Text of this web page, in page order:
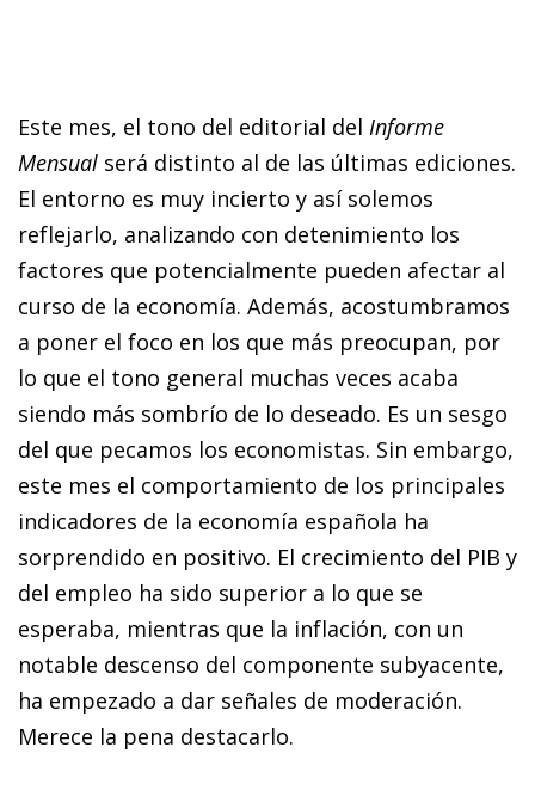
Este mes, el tono del editorial del Informe
Mensual será distinto al de las últimas ediciones.
El entorno es muy incierto y así solemos
reflejarlo, analizando con detenimiento los
factores que potencialmente pueden afectar al
curso de la economía. Además, acostumbramos
a poner el foco en los que más preocupan, por
lo que el tono general muchas veces acaba
siendo más sombrío de lo deseado. Es un sesgo
del que pecamos los economistas. Sin embargo,
este mes el comportamiento de los principales
indicadores de la economía española ha
sorprendido en positivo. El crecimiento del PIB y
del empleo ha sido superior a lo que se
esperaba, mientras que la inflación, con un
notable descenso del componente subyacente,
ha empezado a dar señales de moderación.
Merece la pena destacarlo.